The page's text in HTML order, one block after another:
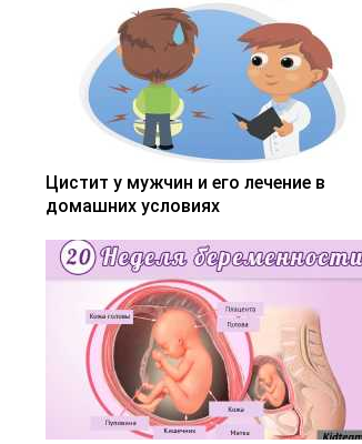
Цистит у мужчин и его лечение в
домашних условиях